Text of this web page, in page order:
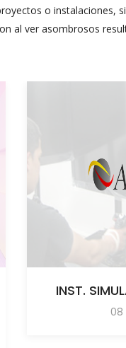
o instalaciones,
al ver asombrosos
INST.
08